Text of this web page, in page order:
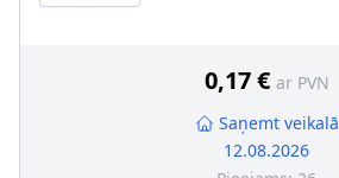
0,17 € ar PVN
Saņemt veikalā
12.08.2026